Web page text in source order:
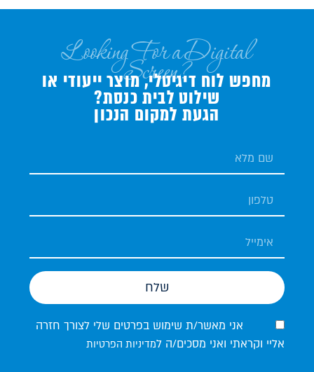
Looking For a Digital
Screen?
מחפש לוח דיגיטלי, מוצר ייעודי או
שילוט לבית כנסת?
הגעת למקום הנכון
אני מאשר/ת שימוש בפרטים שלי לצורך חזרה
אליי וקראתי ואני מסכים/ה למדיניות הפרטיות
שלח